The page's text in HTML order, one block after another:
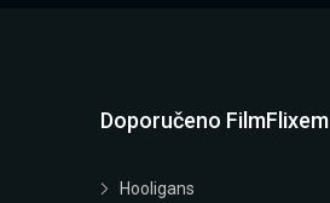
Doporučeno FilmFlixem
Hooligans